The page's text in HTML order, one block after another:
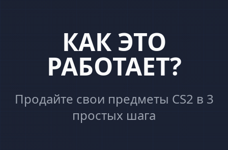
КАК ЭТО
РАБОТАЕТ?
Продайте свои предметы CS2 в 3
простых шага